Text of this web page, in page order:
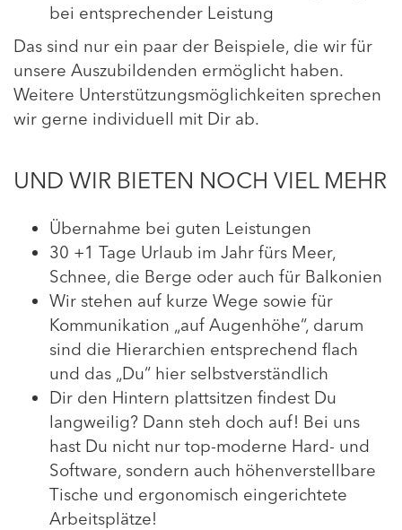
bei entsprechender Leistung
Das sind nur ein paar der Beispiele, die wir für
unsere Auszubildenden ermöglicht haben.
Weitere Unterstützungsmöglichkeiten sprechen
wir gerne individuell mit Dir ab.
UND WIR BIETEN NOCH VIEL MEHR
Übernahme bei guten Leistungen
30 +1 Tage Urlaub im Jahr fürs Meer,
Schnee, die Berge oder auch für Balkonien
Wir stehen auf kurze Wege sowie für
Kommunikation „auf Augenhöhe“, darum
sind die Hierarchien entsprechend flach
und das „Du“ hier selbstverständlich
Dir den Hintern plattsitzen findest Du
langweilig? Dann steh doch auf! Bei uns
hast Du nicht nur top-moderne Hard- und
Software, sondern auch höhenverstellbare
Tische und ergonomisch eingerichtete
Arbeitsplätze!